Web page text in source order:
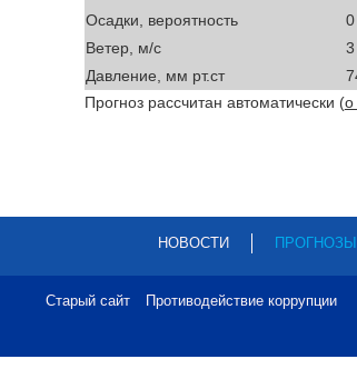
Осадки, вероятность
0
Ветер, м/с
3
Давление, мм рт.ст
Прогноз рассчитан автоматически (о
НОВОСТИ ПРОГНОЗЫ
Старый сайт Противодействие коррупции